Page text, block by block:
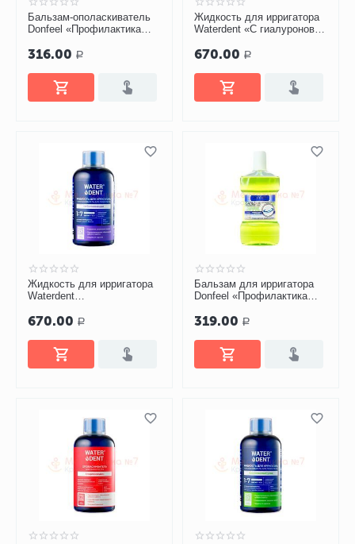
Бальзам-ополаскиватель
Donfeel «Профилактика
мл
316.00 Р
Жидкость для ирригатора
Waterdent «С гиалуроновой
670.00 Р
Жидкость для ирригатора
Waterdent
670.00 Р
Бальзам для ирригатора
Donfeel «Профилактика
фтора», 475 мл
319.00 Р